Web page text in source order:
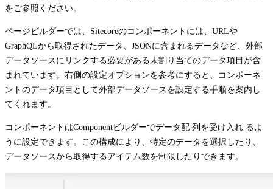
をご参照ください。
ページビルダーでは、Sitecoreのコンポーネントには、URLや
GraphQLから取得されたデータ、JSONに含まれるデータなど、外部
データソースにリンクする必要がある未割り当てのデータ項目が含
まれています。右側の設定オプションを参考にすると、コンポーネ
ントのデータ項目として外部データソースを設定する手順を案内し
てくれます。
コンポーネントはComponentビルダーでデータ配 列を受け入れ るよ
うに設定できます。この構成により、特定のデータを選択したり、
データソースから取得するアイテム数を制限したりできます。